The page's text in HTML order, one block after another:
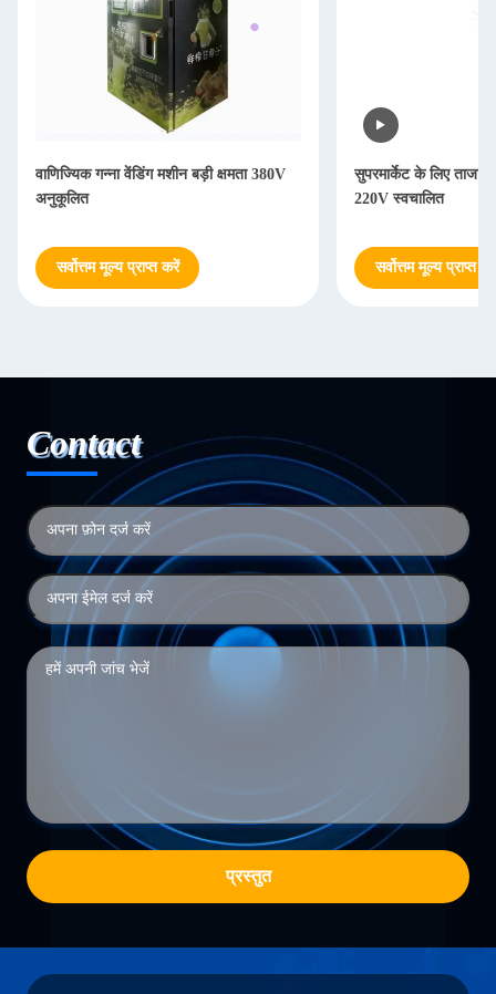
वाणिज्यिक गन्ना वेंडिंग मशीन बड़ी क्षमता 380V
अनुकूलित
सर्वोत्तम मूल्य प्राप्त करें
सुपरमार्केट के लिए ताजा
220V स्वचालित
सर्वोत्तम मूल्य प्राप्त
Contact
प्रस्तुत